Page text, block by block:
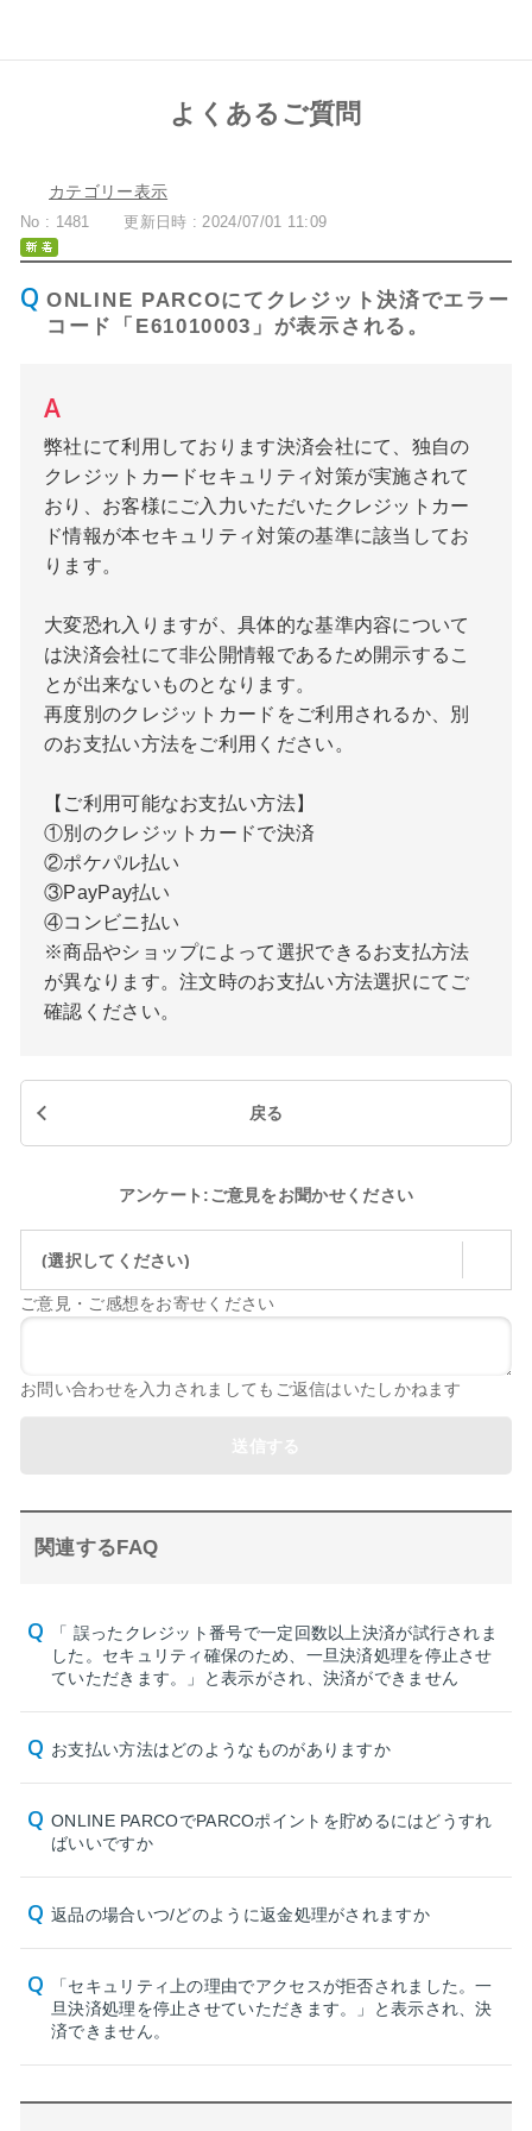
よくあるご質問
カテゴリー表示
No : 1481 更新日時 : 2024/07/01 11:09
ONLINE PARCOにてクレジット決済でエラー
コード「E61010003」が表示される。
弊社にて利用しております決済会社にて、独自の
クレジットカードセキュリティ対策が実施されて
おり、お客様にご入力いただいたクレジットカー
ド情報が本セキュリティ対策の基準に該当してお
ります。
大変恐れ入りますが、具体的な基準内容について
は決済会社にて非公開情報であるため開示するこ
とが出来ないものとなります。
再度別のクレジットカードをご利用されるか、別
のお支払い方法をご利用ください。
【ご利用可能なお支払い方法】
①別のクレジットカードで決済
②ポケパル払い
③PayPay払い
④コンビニ払い
※商品やショップによって選択できるお支払方法
が異なります。注文時のお支払い方法選択にてご
確認ください。
戻る
アンケート:ご意見をお聞かせください
(選択してください)
ご意見・ご感想をお寄せください
お問い合わせを入力されましてもご返信はいたしかねます
関連するFAQ
「 誤ったクレジット番号で一定回数以上決済が試行されま
した。セキュリティ確保のため、一旦決済処理を停止させ
ていただきます。」と表示がされ、決済ができません
お支払い方法はどのようなものがありますか
ONLINE PARCOでPARCOポイントを貯めるにはどうすれ
ばいいですか
返品の場合いつ/どのように返金処理がされますか
「セキュリティ上の理由でアクセスが拒否されました。一
旦決済処理を停止させていただきます。」と表示され、決
済できません。